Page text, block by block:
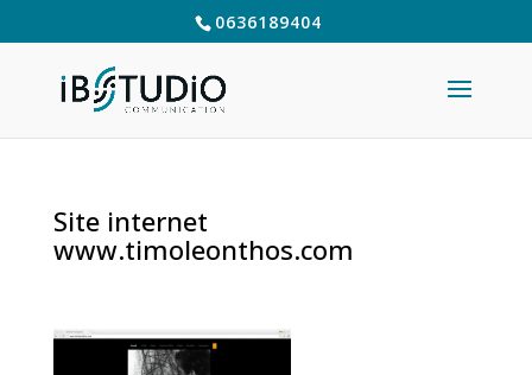
0636189404
Site internet
www.timoleonthos.com